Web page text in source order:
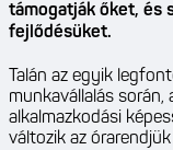
támogatják őket, és
fejlődésüket.
Talán az egyik
munkavállalás során,
alkalmazkodási
változik az